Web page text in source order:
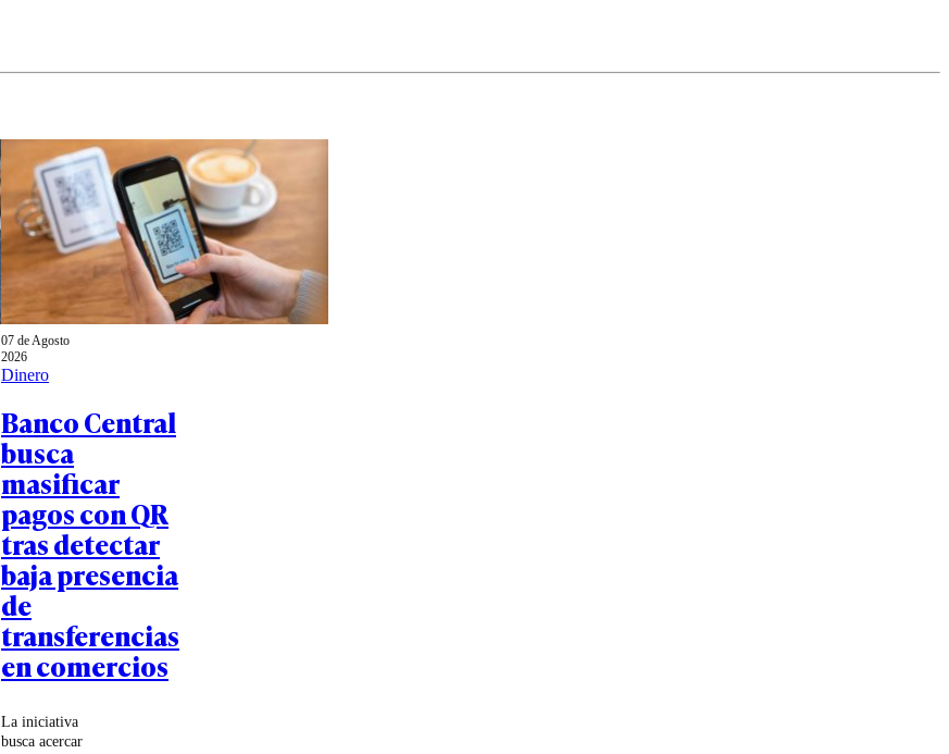
07 de Agosto
2026
Dinero
Banco Central
busca
masificar
pagos con QR
tras detectar
baja presencia
de
transferencias
en comercios
La iniciativa
busca acercar